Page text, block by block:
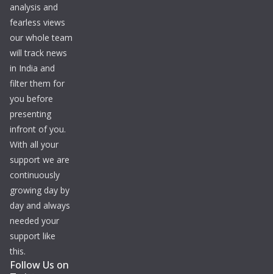
analysis and
fearless views
our whole team
will track news
in India and
filter them for
you before
presenting
infront of you.
With all your
support we are
continuously
growing day by
day and always
needed your
support like
this.
Follow Us on